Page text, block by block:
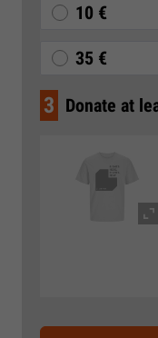
10 €
35 €
3 Donate at